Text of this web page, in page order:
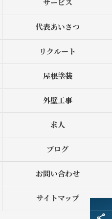
サービス
代表あいさつ
リクルート
屋根塗装
外壁工事
求人
ブログ
お問い合わせ
サイトマップ